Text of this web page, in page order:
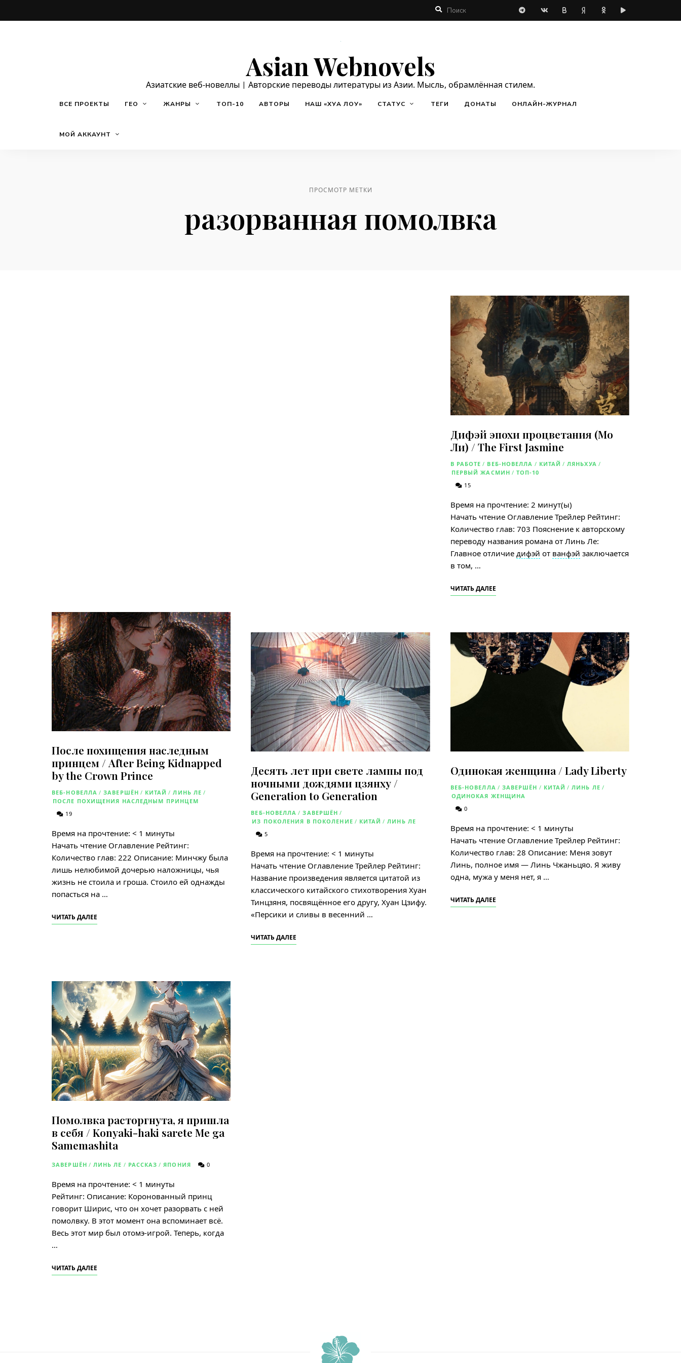
Asian Webnovels
Азиатские веб-новеллы | Авторские переводы литературы из Азии. Мысль, обрамлённая стилем.
ВСЕ ПРОЕКТЫ ГЕО ЖАНРЫ ТОП-10 АВТОРЫ НАШ «ХУА ЛОУ» СТАТУС ТЕГИ ДОНАТЫ ОНЛАЙН-ЖУРНАЛ
МОЙ АККАУНТ
ПРОСМОТР МЕТКИ
разорванная помолвка
Дифэй эпохи процветания (Мо
Ли) / The First Jasmine
В РАБОТЕ / ВЕБ-НОВЕЛЛА / КИТАЙ / ЛЯНЬХУА /
ПЕРВЫЙ ЖАСМИН / ТОП-10
15
Время на прочтение: 2 минут(ы)
Начать чтение Оглавление Трейлер Рейтинг:
Количество глав: 703 Пояснение к авторскому
переводу названия романа от Линь Ле:
Главное отличие дифэй от ванфэй заключается
в том, …
ЧИТАТЬ ДАЛЕЕ
После похищения наследным
принцем / After Being Kidnapped
by the Crown Prince
ВЕБ-НОВЕЛЛА / ЗАВЕРШЁН / КИТАЙ / ЛИНЬ ЛЕ /
ПОСЛЕ ПОХИЩЕНИЯ НАСЛЕДНЫМ ПРИНЦЕМ
19
Время на прочтение: < 1 минуты
Начать чтение Оглавление Рейтинг:
Количество глав: 222 Описание: Минчжу была
лишь нелюбимой дочерью наложницы, чья
жизнь не стоила и гроша. Стоило ей однажды
попасться на …
ЧИТАТЬ ДАЛЕЕ
Десять лет при свете лампы под
ночными дождями цзянху /
Generation to Generation
ВЕБ-НОВЕЛЛА / ЗАВЕРШЁН /
ИЗ ПОКОЛЕНИЯ В ПОКОЛЕНИЕ / КИТАЙ / ЛИНЬ ЛЕ
5
Время на прочтение: < 1 минуты
Начать чтение Оглавление Трейлер Рейтинг:
Название произведения является цитатой из
классического китайского стихотворения Хуан
Тинцзяня, посвящённое его другу, Хуан Цзифу.
«Персики и сливы в весенний …
ЧИТАТЬ ДАЛЕЕ
Одинокая женщина / Lady Liberty
ВЕБ-НОВЕЛЛА / ЗАВЕРШЁН / КИТАЙ / ЛИНЬ ЛЕ /
ОДИНОКАЯ ЖЕНЩИНА
0
Время на прочтение: < 1 минуты
Начать чтение Оглавление Трейлер Рейтинг:
Количество глав: 28 Описание: Меня зовут
Линь, полное имя — Линь Чжаньцяо. Я живу
одна, мужа у меня нет, я …
ЧИТАТЬ ДАЛЕЕ
Помолвка расторгнута, я пришла
в себя / Konyaki-haki sarete Me ga
Samemashita
ЗАВЕРШЁН / ЛИНЬ ЛЕ / РАССКАЗ / ЯПОНИЯ 0
Время на прочтение: < 1 минуты
Рейтинг: Описание: Коронованный принц
говорит Ширис, что он хочет разорвать с ней
помолвку. В этот момент она вспоминает всё.
Весь этот мир был отомэ-игрой. Теперь, когда
…
ЧИТАТЬ ДАЛЕЕ